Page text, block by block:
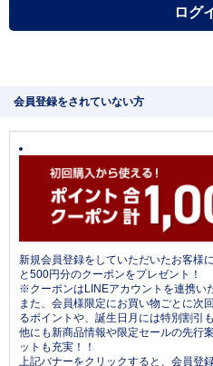
会員登録をされていない方
新規会員登録をしていただいたお客様
と500円分のクーポンをプレゼント！
※クーポンはLINEアカウントを連携い
また、会員様限定にお買い物ごとに次
るポイントや、誕生日月には特別割引
他にも新商品情報や限定セールの先行
ットも充実！！
上記バナーをクリックすると、会員登